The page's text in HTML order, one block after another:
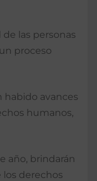
las personas
proceso
habido avances
humanos,
año, brindarán
derechos